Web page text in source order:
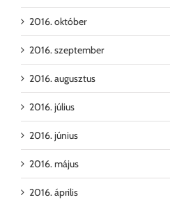
2016. október
2016. szeptember
2016. augusztus
2016. július
2016. június
2016. május
2016. április